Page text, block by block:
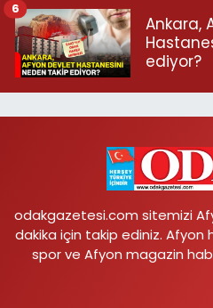
Ankara,
ediyor?
6
odakgazetesi.com sitemizi
dakika için takip ediniz. Afyon
spor ve Afyon magazin